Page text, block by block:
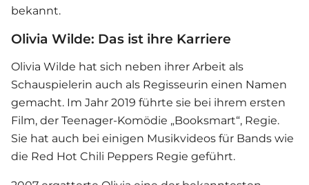
bekannt.
Olivia Wilde: Das ist ihre Karriere
Olivia Wilde hat sich neben ihrer Arbeit als
Schauspielerin auch als Regisseurin einen Namen
gemacht. Im Jahr 2019 führte sie bei ihrem ersten
Film, der Teenager-Komödie „Booksmart“, Regie.
Sie hat auch bei einigen Musikvideos für Bands wie
die Red Hot Chili Peppers Regie geführt.